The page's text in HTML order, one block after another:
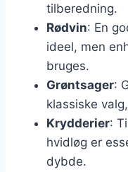
tilberedning.
Rødvin: En
ideel, men
bruges.
Grøntsager:
klassiske
Krydderier:
hvidløg er
dybde.